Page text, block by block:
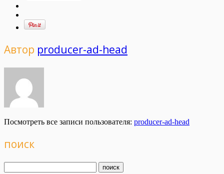
Автор producer-ad-head
Посмотреть все записи пользователя: producer-ad-head
поиск